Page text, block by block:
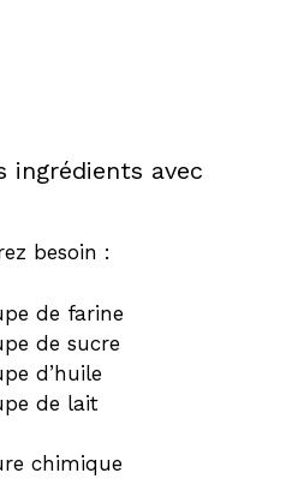
ingrédients avec
besoin :
de farine
de sucre
d’huile
de lait
chimique